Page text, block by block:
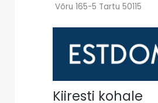
Võru 165-5 Tartu 50115
Kiiresti kohale